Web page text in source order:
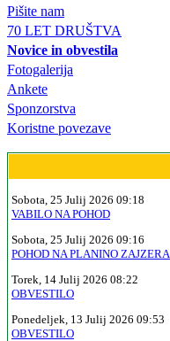
Pišite nam
70 LET DRUŠTVA
Novice in obvestila
Fotogalerija
Ankete
Sponzorstva
Koristne povezave
Sobota, 25 Julij 2026 09:18
VABILO NA POHOD
Sobota, 25 Julij 2026 09:16
POHOD NA PLANINO ZAJZERA
Torek, 14 Julij 2026 08:22
OBVESTILO
Ponedeljek, 13 Julij 2026 09:53
OBVESTILO